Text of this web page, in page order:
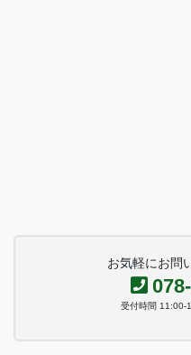
お気軽にお問
受付時間